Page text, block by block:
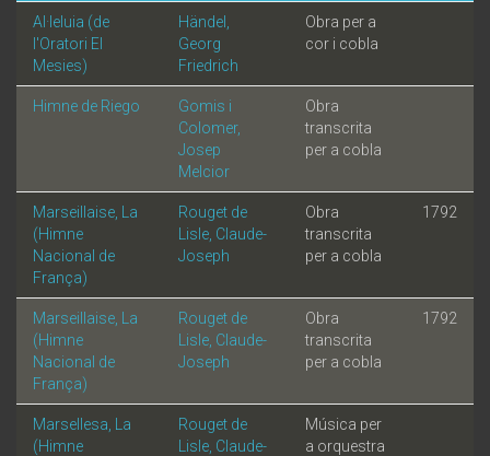
Al·leluia (de
l'Oratori El
Mesies)
Händel,
Georg
Friedrich
Obra per a
cor i cobla
Himne de Riego
Gomis i
Colomer,
Josep
Melcior
Obra
transcrita
per a cobla
Marseillaise, La
(Himne
Nacional de
França)
Rouget de
Lisle, Claude-
Joseph
Obra
transcrita
per a cobla
1792
Marseillaise, La
(Himne
Nacional de
França)
Rouget de
Lisle, Claude-
Joseph
Obra
transcrita
per a cobla
1792
Marsellesa, La
(Himne
Rouget de
Lisle, Claude-
Música per
a orquestra